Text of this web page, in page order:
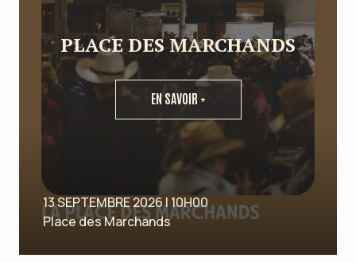
PLACE DES MARCHANDS
EN SAVOIR +
13 SEPTEMBRE 2026 | 10H00
Place des Marchands